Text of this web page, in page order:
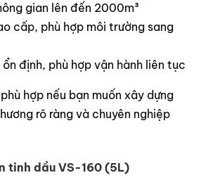
gian lên đến 2000m³
cấp, phù hợp môi trường sang
định, phù hợp vận hành liên tục
hợp nếu bạn muốn xây dựng
rõ ràng và chuyên nghiệp
tinh dầu VS-160 (5L)